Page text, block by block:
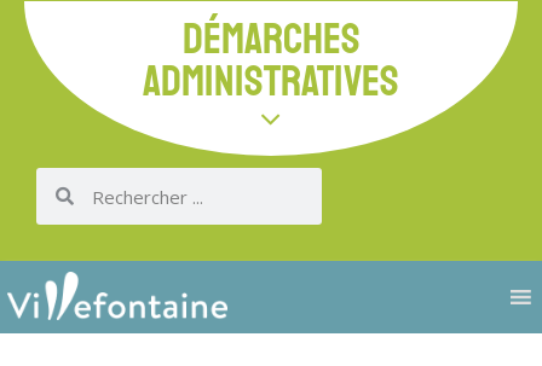
DÉMARCHES
ADMINISTRATIVES